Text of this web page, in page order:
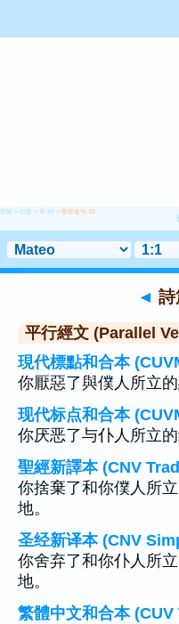
聖經 > 詩篇 > 章 89 > 聖經金句 39
◄
平行經文 (Parallel
現代標點和合本
你厭惡了與僕人所立
现代标点和合本
你厌恶了与仆人所立
聖經新譯本 (CNV
你捨棄了和你僕人所
地。
圣经新译本 (CNV
你舍弃了和你仆人所
地。
繁體中文和合本